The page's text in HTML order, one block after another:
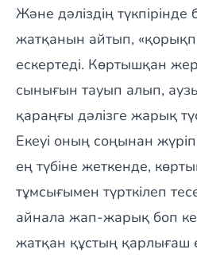
Және дәліздің түкпірінде
жатқанын айтып,
ескертеді. Көртышқан
сынығын тауып алып,
қараңғы дәлізге жарық
Екеуі оның соңынан
ең түбіне жеткенде,
тұмсығымен түрткілеп
айнала жап-жарық боп
жатқан құстың қарлығаш